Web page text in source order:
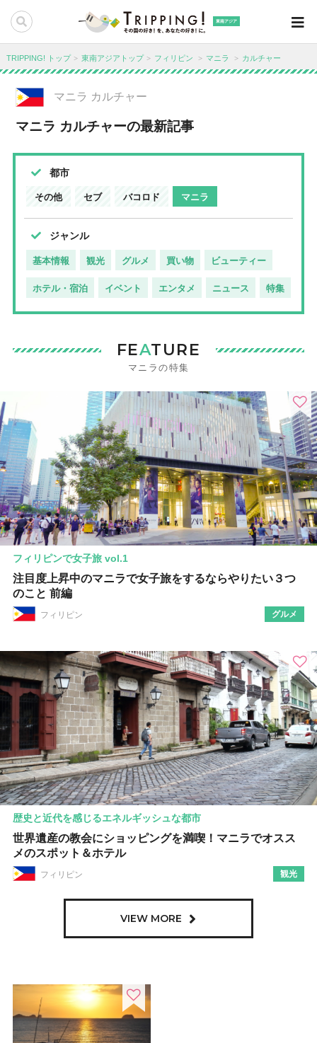
東南アジア
TRIPPING! トップ 東南アジアトップ フィリピン マニラ カルチャー
マニラ カルチャー
マニラ カルチャーの最新記事
都市
その他 セブ バコロド マニラ
ジャンル
基本情報 観光 グルメ 買い物 ビューティー
ホテル・宿泊 イベント エンタメ ニュース 特集
FEATURE
マニラの特集
フィリピンで女子旅 vol.1
注目度上昇中のマニラで女子旅をするならやりたい３つ
のこと 前編
フィリピン グルメ
歴史と近代を感じるエネルギッシュな都市
世界遺産の教会にショッピングを満喫！マニラでオスス
メのスポット＆ホテル
フィリピン 観光
VIEW MORE